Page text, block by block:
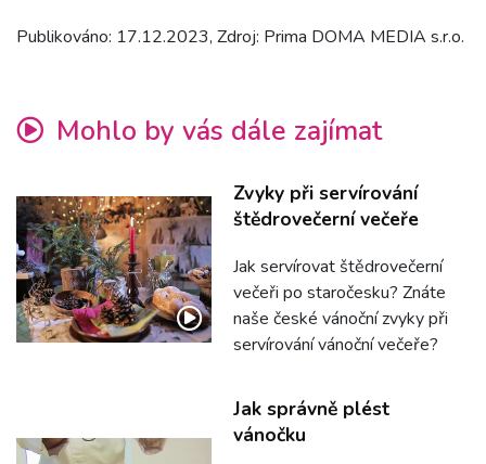
Publikováno: 17.12.2023, Zdroj: Prima DOMA MEDIA s.r.o.
Mohlo by vás dále zajímat
Zvyky při servírování
štědrovečerní večeře
Jak servírovat štědrovečerní
večeři po staročesku? Znáte
naše české vánoční zvyky při
servírování vánoční večeře?
Jak správně plést
vánočku